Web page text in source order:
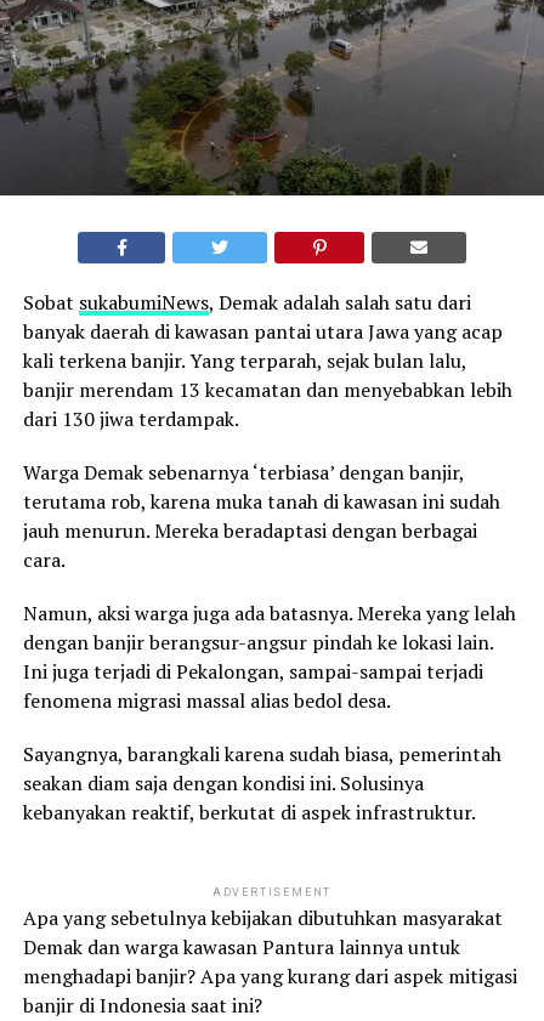
Sobat sukabumiNews, Demak adalah salah satu dari
banyak daerah di kawasan pantai utara Jawa yang acap
kali terkena banjir. Yang terparah, sejak bulan lalu,
banjir merendam 13 kecamatan dan menyebabkan lebih
dari 130 jiwa terdampak.
Warga Demak sebenarnya ‘terbiasa’ dengan banjir,
terutama rob, karena muka tanah di kawasan ini sudah
jauh menurun. Mereka beradaptasi dengan berbagai
cara.
Namun, aksi warga juga ada batasnya. Mereka yang lelah
dengan banjir berangsur-angsur pindah ke lokasi lain.
Ini juga terjadi di Pekalongan, sampai-sampai terjadi
fenomena migrasi massal alias bedol desa.
Sayangnya, barangkali karena sudah biasa, pemerintah
seakan diam saja dengan kondisi ini. Solusinya
kebanyakan reaktif, berkutat di aspek infrastruktur.
ADVERTISEMENT
Apa yang sebetulnya kebijakan dibutuhkan masyarakat
Demak dan warga kawasan Pantura lainnya untuk
menghadapi banjir? Apa yang kurang dari aspek mitigasi
banjir di Indonesia saat ini?